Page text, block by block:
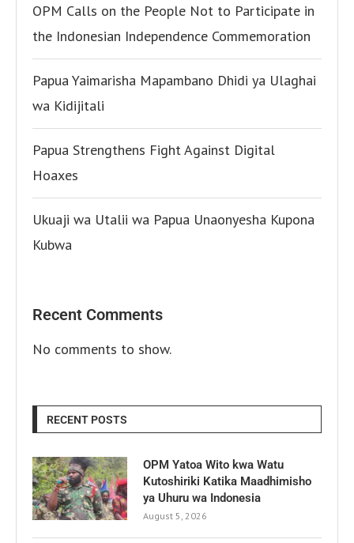
OPM Calls on the People Not to Participate in
the Indonesian Independence Commemoration
Papua Yaimarisha Mapambano Dhidi ya Ulaghai
wa Kidijitali
Papua Strengthens Fight Against Digital
Hoaxes
Ukuaji wa Utalii wa Papua Unaonyesha Kupona
Kubwa
Recent Comments
No comments to show.
RECENT POSTS
OPM Yatoa Wito kwa Watu
Kutoshiriki Katika Maadhimisho
ya Uhuru wa Indonesia
August 5, 2026